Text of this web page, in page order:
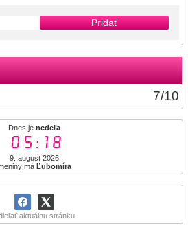
Pridať
7/10
Dnes je nedeľa
05:18
9. august 2026
má Ľubomíra
aktuálnu stránku